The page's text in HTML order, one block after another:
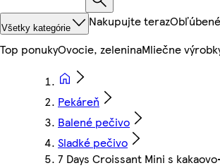
Všetky kategórie Nakupujte terazObľúbené
Top ponukyOvocie, zeleninaMliečne
Pekáreň
Balené pečivo
Sladké pečivo
7 Days Croissant Mini s